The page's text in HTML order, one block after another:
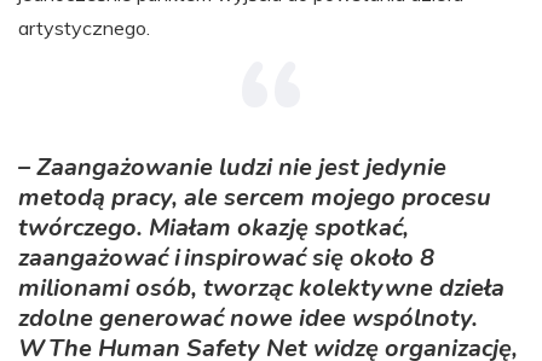
artystycznego.
– Zaangażowanie ludzi nie jest jedynie
metodą pracy, ale sercem mojego procesu
twórczego. Miałam okazję spotkać,
zaangażować i inspirować się około 8
milionami osób, tworząc kolektywne dzieła
zdolne generować nowe idee wspólnoty.
W The Human Safety Net widzę organizację,